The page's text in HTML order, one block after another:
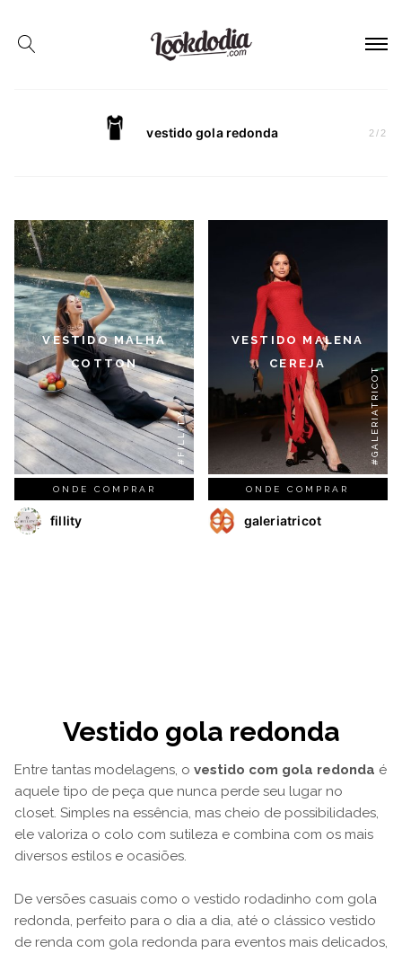
vestido gola redonda 2/ 2
VESTIDO MALHA
COTTON
#FILLITY
ONDE COMPRAR
fillity
VESTIDO MALENA
CEREJA
#GALERIATRICOT
ONDE COMPRAR
galeriatricot
Vestido gola redonda
Entre tantas modelagens, o vestido com gola redonda é
aquele tipo de peça que nunca perde seu lugar no
closet. Simples na essência, mas cheio de possibilidades,
ele valoriza o colo com sutileza e combina com os mais
diversos estilos e ocasiões.
De versões casuais como o vestido rodadinho com gola
redonda, perfeito para o dia a dia, até o clássico vestido
de renda com gola redonda para eventos mais delicados,